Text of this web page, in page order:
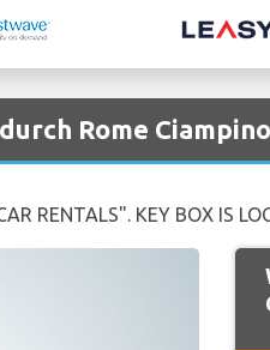
Rome
RENTALS". KEY BOX IS